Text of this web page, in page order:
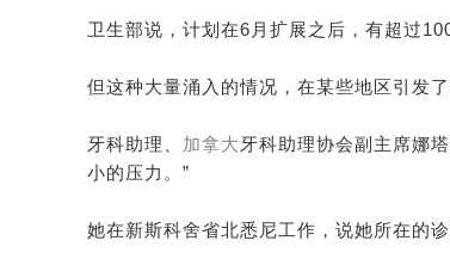
卫生部说，计划在6月扩展之后，有超过
但这种大量涌入的情况，在某些地区引发
牙科助理、 加拿大 牙科助理协会副主席娜
小的压力。”
她在新斯科舍省北悉尼工作，说她所在的